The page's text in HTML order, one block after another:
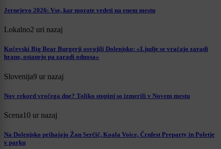
Jernejevo 2026: Vse, kar morate vedeti na enem mestu
Lokalno2 uri nazaj
Kočevski Big Bear Burgerji osvojili Dolenjsko: »Ljudje se vračajo zaradi
hrane, ostanejo pa zaradi odnosa«
Slovenija9 ur nazaj
Nov rekord vročega dne? Toliko stopinj so izmerili v Novem mestu
Scena10 ur nazaj
Na Dolenjsko prihajajo Žan Serčič, Koala Voice, Črnfest Preparty in Poletje
v parku